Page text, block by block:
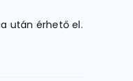
után érhető el.